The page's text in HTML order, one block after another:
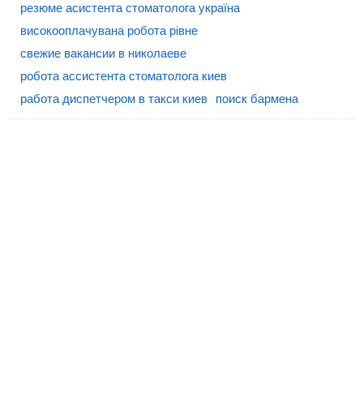
резюме асистента стоматолога україна
високооплачувана робота рівне
свежие вакансии в николаеве
робота ассистента стоматолога киев
работа диспетчером в такси киев
поиск бармена